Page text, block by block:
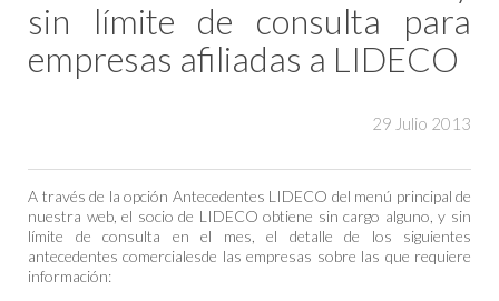
sin límite de consulta para
empresas afiliadas a LIDECO
29 Julio 2013
A través de la opción Antecedentes LIDECO del menú principal de
nuestra web, el socio de LIDECO obtiene sin cargo alguno, y sin
límite de consulta en el mes, el detalle de los siguientes
antecedentes comercialesde las empresas sobre las que requiere
información: